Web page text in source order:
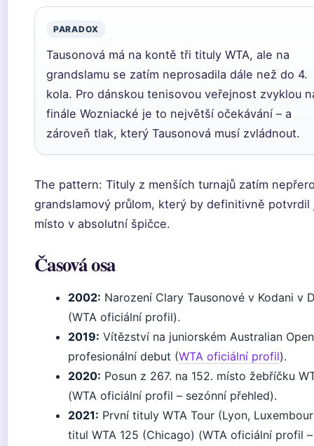
PARADOX
Tausonová má na kontě tři tituly WTA, ale na
grandslamu se zatím neprosadila dále než do 4.
kola. Pro dánskou tenisovou veřejnost zvyklou
finále Wozniacké je to největší očekávání – a
zároveň tlak, který Tausonová musí zvládnout.
The pattern: Tituly z menších turnajů zatím
grandslamový průlom, který by definitivně potvrdil
místo v absolutní špičce.
Časová osa
2002: Narození Clary Tausonové v Kodani v
(WTA oficiální profil).
2019: Vítězství na juniorském Australian
profesionální debut (WTA oficiální profil).
2020: Posun z 267. na 152. místo žebříčku
(WTA oficiální profil – sezónní přehled).
2021: První tituly WTA Tour (Lyon,
titul WTA 125 (Chicago) (WTA oficiální profil –